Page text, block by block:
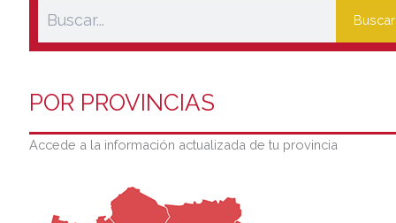
Buscar
POR PROVINCIAS
Accede a la información actualizada de tu provincia